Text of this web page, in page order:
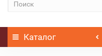
Каталог